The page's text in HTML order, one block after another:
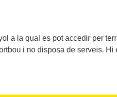
a la qual es pot accedir per
i no disposa de serveis.